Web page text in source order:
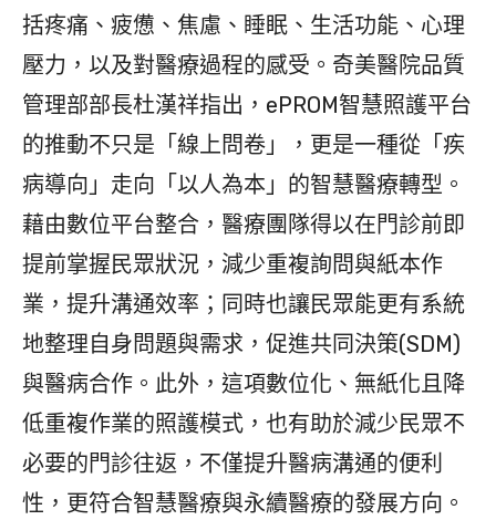
括疼痛、疲憊、焦慮、睡眠、生活功能、心理
壓力，以及對醫療過程的感受。奇美醫院品質
管理部部長杜漢祥指出，ePROM智慧照護平台
的推動不只是「線上問卷」，更是一種從「疾
病導向」走向「以人為本」的智慧醫療轉型。
藉由數位平台整合，醫療團隊得以在門診前即
提前掌握民眾狀況，減少重複詢問與紙本作
業，提升溝通效率；同時也讓民眾能更有系統
地整理自身問題與需求，促進共同決策(SDM)
與醫病合作。此外，這項數位化、無紙化且降
低重複作業的照護模式，也有助於減少民眾不
必要的門診往返，不僅提升醫病溝通的便利
性，更符合智慧醫療與永續醫療的發展方向。